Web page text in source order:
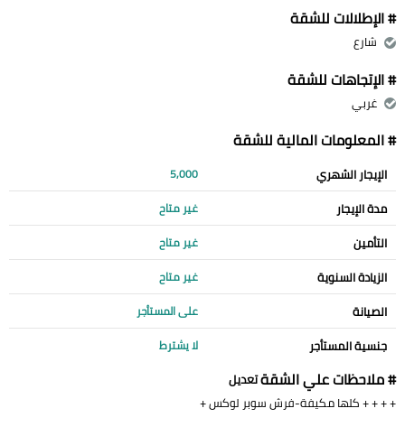
# الإطلالات للشقة
شارع
# الإتجاهات للشقة
غربي
# المعلومات المالية للشقة
الإيجار الشهري 5,000
مدة الإيجار غير متاح
التأمين غير متاح
الزيادة السنوية غير متاح
الصيانة على المستأجر
جنسية المستأجر لا يشترط
# ملاحظات علي الشقةتعديل
+ + + + كلها مكيفة-فرش سوبر لوكس +